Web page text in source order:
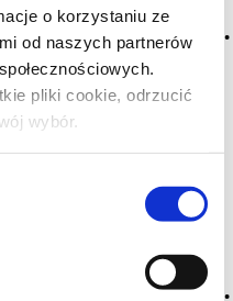
o korzystaniu ze
od naszych partnerów
pliki cookie, odrzucić
wybór.
18 lat?
metod produkcji win
jak w metodzie
z liquer de dosage
transferowa →